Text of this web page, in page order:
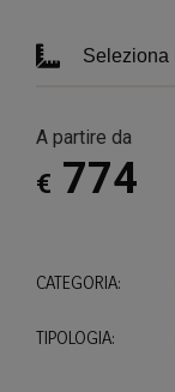
A partire da
€ 774
CATEGORIA:
TIPOLOGIA: